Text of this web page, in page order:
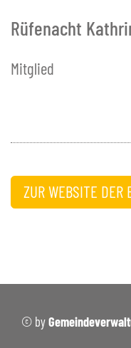
Rüfenacht
Mitglied
ZUR WEBSITE DER
© by